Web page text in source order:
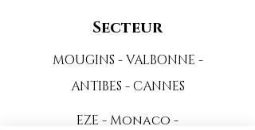
Secteur
MOUGINS - VALBONNE -
ANTIBES - CANNES
EZE - Monaco -